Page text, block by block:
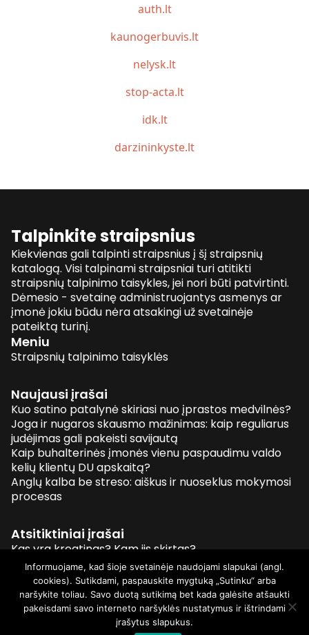
auth.lt
kaunogerbuvis.lt
nelysk.lt
stop-acta.lt
idk.lt
darzininkyste.lt
Talpinkite straipsnius
Kiekvienas gali talpinti straipsnius į šį straipsnių
katalogą. Visi talpinami straipsniai turi atitikti
straipsnių talpinimo taisykles, jei nori būti patvirtinti.
Dėmesio - svetainę administruojantys asmenys ar
įmonė jokiu būdu nėra atsakingi už svetainėje
pateiktą turinį.
Meniu
Straipsnių talpinimo taisyklės
Naujausi įrašai
Kuo satino patalynė skiriasi nuo įprastos medvilnės?
Joga ir nugaros skausmo mažinimas: kaip reguliarus
judėjimas gali pakeisti savijautą
Kaip buhalterinės įmonės vienu paspaudimu valdo
kelių klientų DU apskaitą?
Anglų kalba be streso: aiškus ir nuoseklus mokymosi
procesas
Atsitiktiniai įrašai
Kas yra kreatinas? Kam jis skirtas?
Nukritusių lapų kompostavimas: kaip ir ar verta?
Koks popierius naudojamas skrajučių gamyboje?
Kas yra frakai?
Informuojame, kad šioje svetainėje naudojami slapukai (angl.
cookies). Sutikdami, paspauskite mygtuką „Sutinku“ arba
naršykite toliau. Savo duotą sutikimą bet kada galėsite atšaukti
pakeisdami savo interneto naršyklės nustatymus ir ištrindami
įrašytus slapukus.